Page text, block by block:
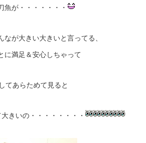
魚が・・・・・・・
が大きい大きいと言ってる、
に満足＆安心しちゃって
てあらためて見ると
きいの・・・・・・・・